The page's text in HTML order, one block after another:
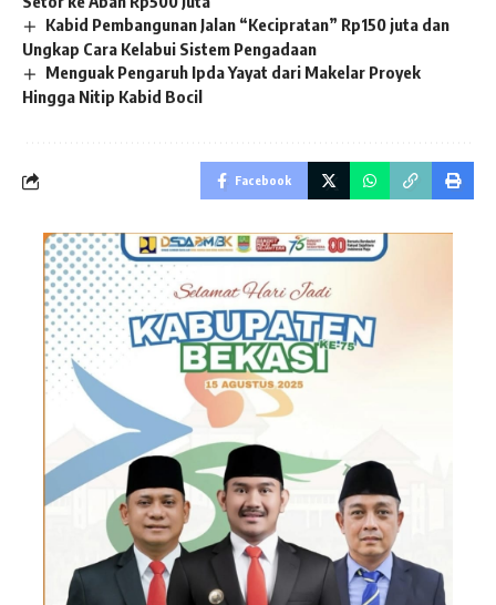
Kabid Pembangunan Jalan “Kecipratan” Rp150 juta dan
Ungkap Cara Kelabui Sistem Pengadaan
Menguak Pengaruh Ipda Yayat dari Makelar Proyek
Hingga Nitip Kabid Bocil
Facebook